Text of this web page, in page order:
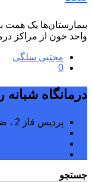
واحد خون از مراکز
مجتبی سلگی
0
درمانگاه
پردیس فاز 2 ، ضلع شمال غربی میدان امام
جستجو